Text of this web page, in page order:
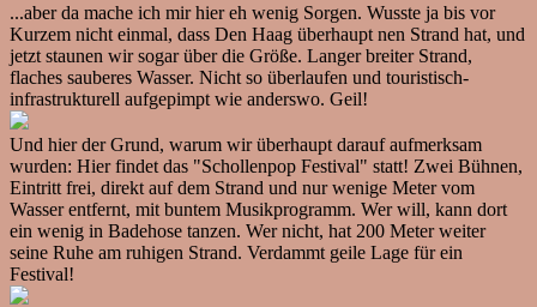
...aber da mache ich mir hier eh wenig Sorgen. Wusste ja bis vor
Kurzem nicht einmal, dass Den Haag überhaupt nen Strand hat, und
jetzt staunen wir sogar über die Größe. Langer breiter Strand,
flaches sauberes Wasser. Nicht so überlaufen und touristisch-
infrastrukturell aufgepimpt wie anderswo. Geil!
Und hier der Grund, warum wir überhaupt darauf aufmerksam
wurden: Hier findet das "Schollenpop Festival" statt! Zwei Bühnen,
Eintritt frei, direkt auf dem Strand und nur wenige Meter vom
Wasser entfernt, mit buntem Musikprogramm. Wer will, kann dort
ein wenig in Badehose tanzen. Wer nicht, hat 200 Meter weiter
seine Ruhe am ruhigen Strand. Verdammt geile Lage für ein
Festival!